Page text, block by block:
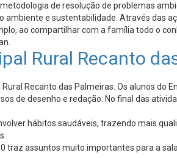
de resolução de problemas
e sustentabilidade. Através das
ao compartilhar com a família todo o
Rural Recanto
Recanto das Palmeiras. Os alunos do
de desenho e redação. No final das
hábitos saudáveis, trazendo mais
traz assuntos muito importantes para a